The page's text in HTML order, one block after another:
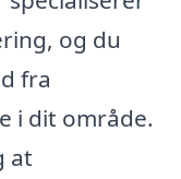
og du
fra
i dit område.
at